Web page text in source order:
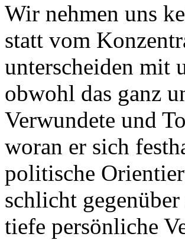
Wir nehmen uns
statt vom
unterscheiden mit
obwohl das ganz
Verwundete und
woran er sich
politische
schlicht
tiefe persönliche